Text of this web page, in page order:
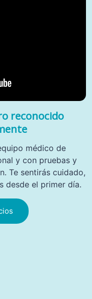
reconocido
médico de
y con pruebas y
Te sentirás cuidado,
desde el primer día.